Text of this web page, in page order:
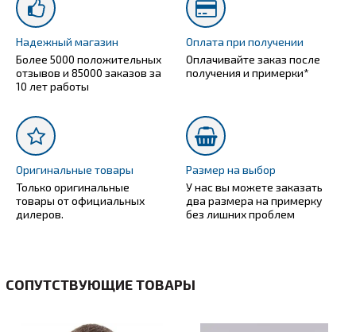
Надежный магазин
Более 5000 положительных
отзывов и 85000 заказов за
10 лет работы
Оплата при получении
Оплачивайте заказ после
получения и примерки*
Оригинальные товары
Только оригинальные
товары от официальных
дилеров.
Размер на выбор
У нас вы можете заказать
два размера на примерку
без лишних проблем
СОПУТСТВУЮЩИЕ ТОВАРЫ